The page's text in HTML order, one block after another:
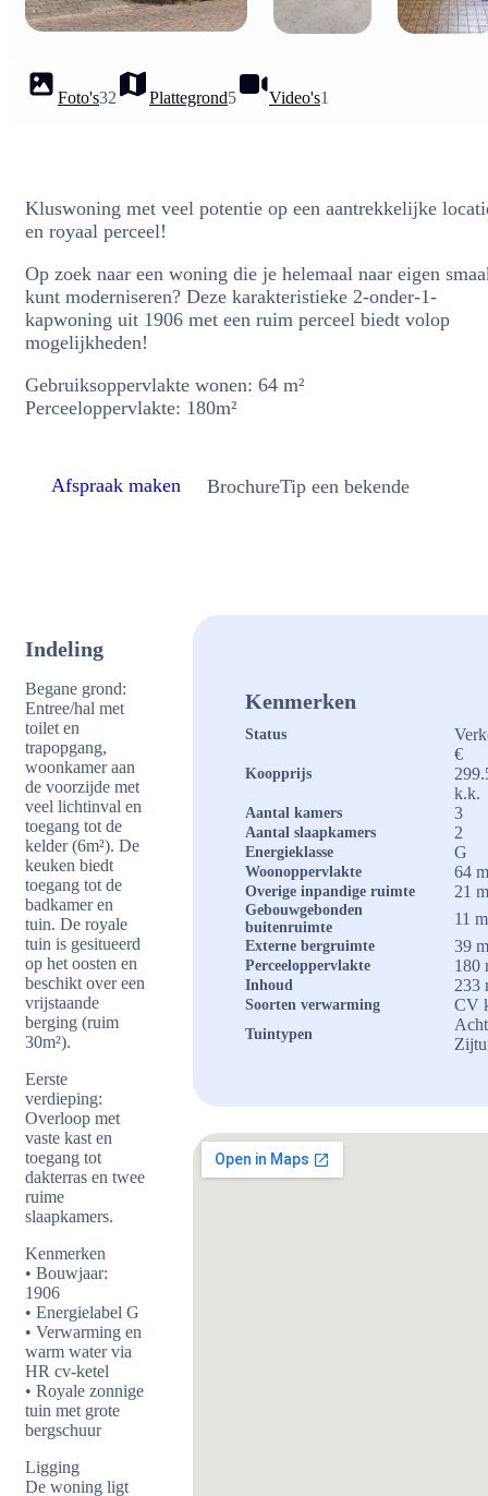
Foto's32 Plattegrond5 Video's1
Kluswoning met veel potentie op een aantrekkelijke
en royaal perceel!
Op zoek naar een woning die je helemaal naar eigen
kunt moderniseren? Deze karakteristieke 2-onder-1-
kapwoning uit 1906 met een ruim perceel biedt volop
mogelijkheden!
Gebruiksoppervlakte wonen: 64 m²
Perceeloppervlakte: 180m²
Afspraak maken BrochureTip een bekende
Indeling
Begane grond:
Entree/hal met
toilet en
trapopgang,
woonkamer aan
de voorzijde met
veel lichtinval en
toegang tot de
kelder (6m²). De
keuken biedt
toegang tot de
badkamer en
tuin. De royale
tuin is gesitueerd
op het oosten en
beschikt over een
vrijstaande
berging (ruim
30m²).
Eerste
verdieping:
Overloop met
vaste kast en
toegang tot
dakterras en twee
ruime
slaapkamers.
Kenmerken
• Bouwjaar:
1906
• Energielabel G
• Verwarming en
warm water via
HR cv-ketel
• Royale zonnige
tuin met grote
bergschuur
Ligging
De woning ligt
Kenmerken
Status
Koopprijs
€
k.k.
Aantal kamers 3
Aantal slaapkamers 2
Energieklasse G
Woonoppervlakte 64
Overige inpandige ruimte 21
Gebouwgebonden
buitenruimte
11
Externe bergruimte 39
Perceeloppervlakte 180
Inhoud 233
Soorten verwarming CV
Tuintypen